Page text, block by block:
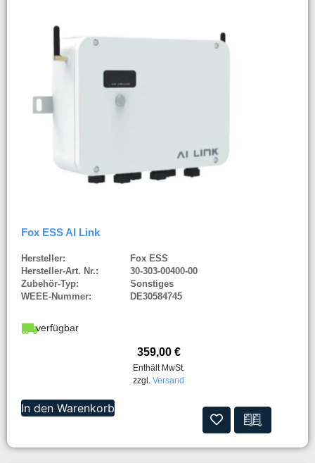
Fox ESS AI Link
Hersteller:
Fox ESS
Hersteller-Art. Nr.:
30-303-00400-00
Zubehör-Typ:
Sonstiges
WEEE-Nummer:
DE30584745
verfügbar
359,00 €
Enthält MwSt.
zzgl. Versand
In den Warenkorb